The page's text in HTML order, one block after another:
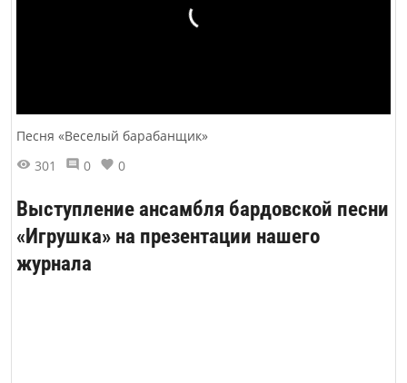
Песня «Веселый барабанщик»
301
0 0
Выступление ансамбля бардовской песни
«Игрушка» на презентации нашего
журнала